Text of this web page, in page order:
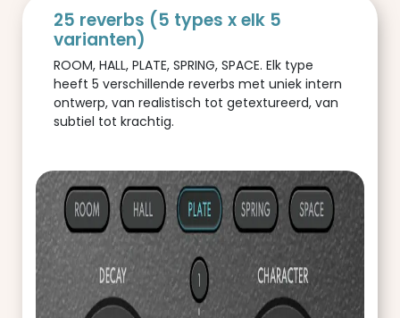
25 reverbs (5 types x elk 5
varianten)
ROOM, HALL, PLATE, SPRING, SPACE. Elk type
heeft 5 verschillende reverbs met uniek intern
ontwerp, van realistisch tot getextureerd, van
subtiel tot krachtig.